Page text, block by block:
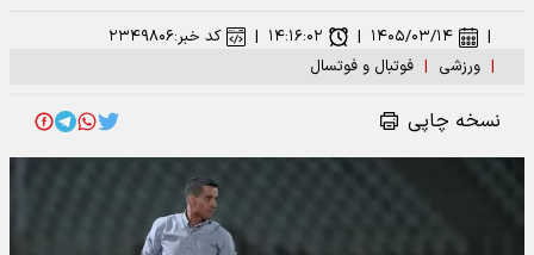
| ورزشی | فوتبال و فوتسال
| ۱۴۰۵/۰۳/۱۴ | ۱۴:۱۶:۰۲ | کد خبر:۲۳۴۹۸۰۶
نسخه چاپی